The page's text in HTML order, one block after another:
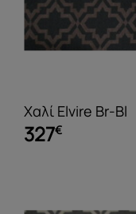
Χαλί Elvire Br-Bl
327€